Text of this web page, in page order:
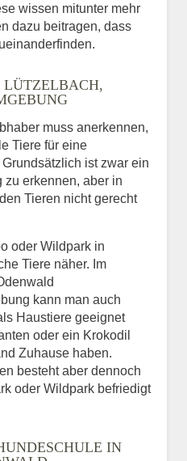
wissen mitunter mehr
dazu beitragen, dass
LÜTZELBACH,
muss anerkennen,
Tiere für eine
ist zwar ein
zu erkennen, aber in
Tieren nicht gerecht
oder Wildpark in
Tiere näher. Im
kann man auch
Haustiere geeignet
oder ein Krokodil
Zuhause haben.
besteht aber dennoch
oder Wildpark befriedigt
IN